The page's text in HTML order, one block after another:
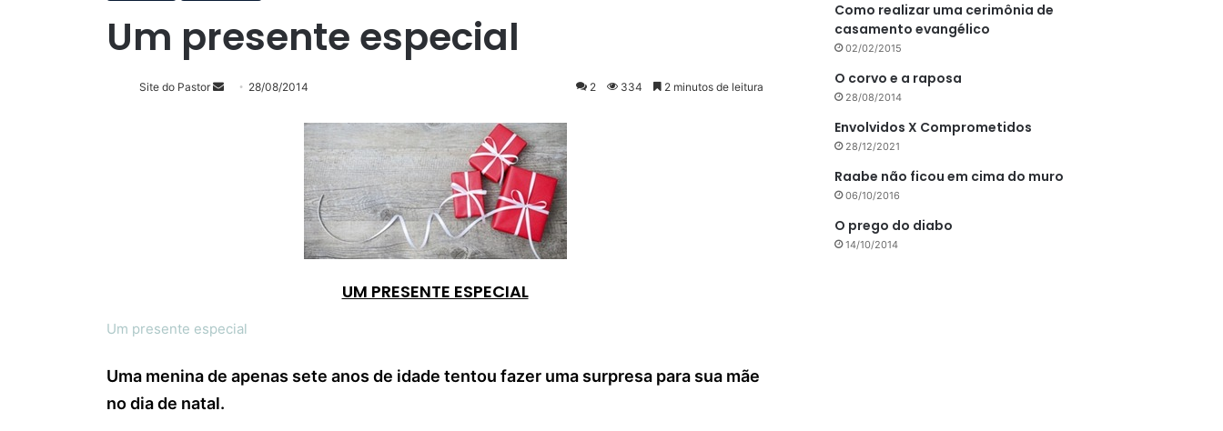
Um presente especial
Site do Pastor
Mande28/08/2014 2 334 2 minutos de leitura
UM PRESENTE ESPECIAL
Um presente especial
Uma menina de apenas sete anos de idade tentou fazer uma surpresa para sua mãe
no dia de natal.
Como realizar uma cerimônia de
casamento evangélico
02/02/2015
O corvo e a raposa
28/08/2014
Envolvidos X Comprometidos
28/12/2021
Raabe não ficou em cima do muro
06/10/2016
O prego do diabo
14/10/2014